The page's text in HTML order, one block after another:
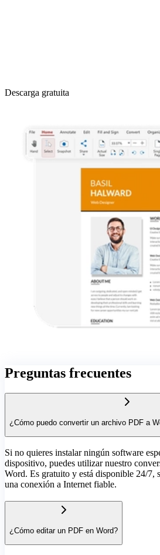
Descarga gratuita
Preguntas frecuentes
¿Cómo puedo convertir un archivo PDF a
Si no quieres instalar ningún software
dispositivo, puedes utilizar nuestro
Word. Es gratuito y está disponible 24/7,
una conexión a Internet fiable.
¿Cómo editar un PDF en Word?